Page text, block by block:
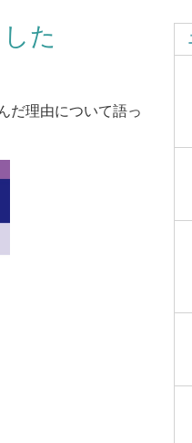
ープンキャンパス（3月・5
HOKESEI MINI OPEN
た
だ理由について語っ